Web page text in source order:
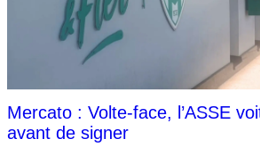
Mercato : Volte-face, l’ASSE
avant de signer